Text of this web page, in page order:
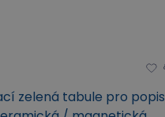
zelená tabule pro popis